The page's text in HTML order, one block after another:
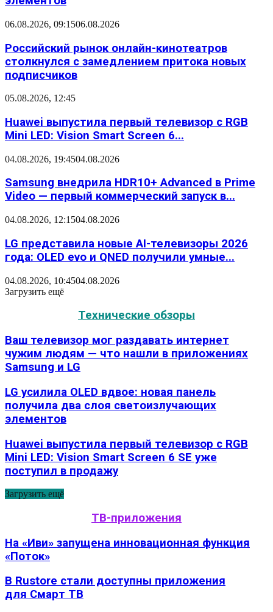
06.08.2026, 09:1506.08.2026
Российский рынок онлайн-кинотеатров
столкнулся с замедлением притока новых
подписчиков
05.08.2026, 12:45
Huawei выпустила первый телевизор с RGB
Mini LED: Vision Smart Screen 6...
04.08.2026, 19:4504.08.2026
Samsung внедрила HDR10+ Advanced в Prime
Video — первый коммерческий запуск в...
04.08.2026, 12:1504.08.2026
LG представила новые AI-телевизоры 2026
года: OLED evo и QNED получили умные...
04.08.2026, 10:4504.08.2026
Загрузить ещё
Технические обзоры
Ваш телевизор мог раздавать интернет
чужим людям — что нашли в приложениях
Samsung и LG
LG усилила OLED вдвое: новая панель
получила два слоя светоизлучающих
элементов
Huawei выпустила первый телевизор с RGB
Mini LED: Vision Smart Screen 6 SE уже
поступил в продажу
Загрузить ещё
ТВ-приложения
На «Иви» запущена инновационная функция
«Поток»
В Rustore стали доступны приложения
для Смарт ТВ